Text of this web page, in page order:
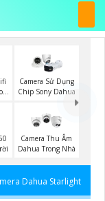
Camera Sử Dụng
Chip Sony Dahua
Camera Thu Âm
Dahua Trong Nhà
Dahua Starlight